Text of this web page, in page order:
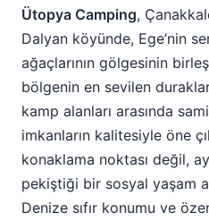
Ütopya Camping,
Dalyan köyünde, Ege’nin
ağaçlarının gölgesinin
bölgenin en sevilen
kamp alanları arasında
imkanların kalitesiyle öne
konaklama noktası değil,
pekiştiği bir sosyal yaşam
Denize sıfır konumu ve